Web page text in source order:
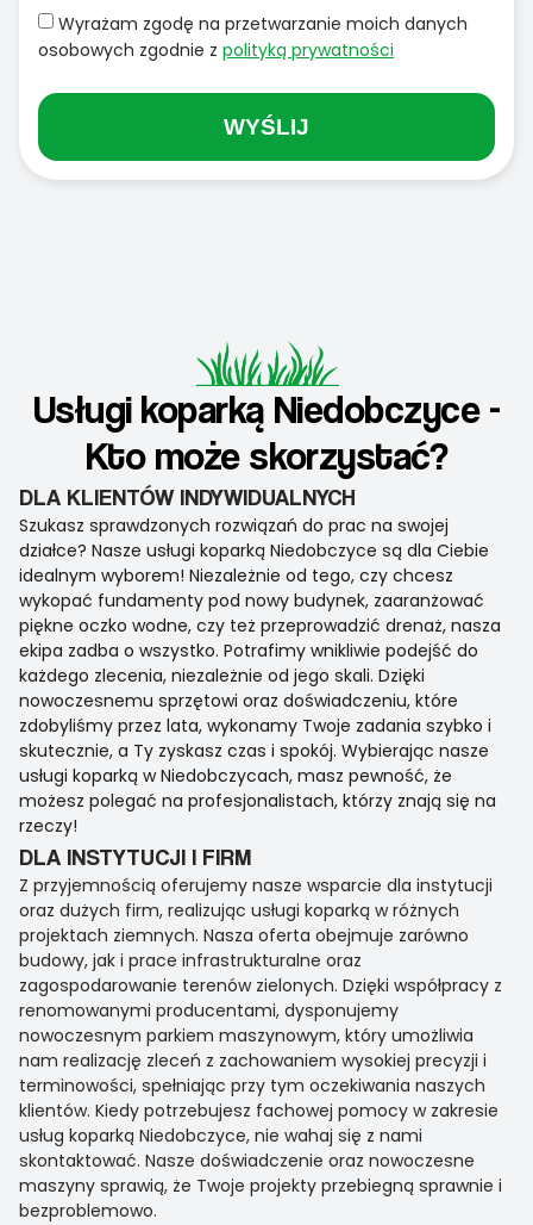
Wyrażam zgodę na przetwarzanie moich danych
osobowych zgodnie z polityką prywatności
WYŚLIJ
Usługi koparką Niedobczyce -
Kto może skorzystać?
DLA KLIENTÓW INDYWIDUALNYCH
Szukasz sprawdzonych rozwiązań do prac na swojej
działce? Nasze usługi koparką Niedobczyce są dla Ciebie
idealnym wyborem! Niezależnie od tego, czy chcesz
wykopać fundamenty pod nowy budynek, zaaranżować
piękne oczko wodne, czy też przeprowadzić drenaż, nasza
ekipa zadba o wszystko. Potrafimy wnikliwie podejść do
każdego zlecenia, niezależnie od jego skali. Dzięki
nowoczesnemu sprzętowi oraz doświadczeniu, które
zdobyliśmy przez lata, wykonamy Twoje zadania szybko i
skutecznie, a Ty zyskasz czas i spokój. Wybierając nasze
usługi koparką w Niedobczycach, masz pewność, że
możesz polegać na profesjonalistach, którzy znają się na
rzeczy!
DLA INSTYTUCJI I FIRM
Z przyjemnością oferujemy nasze wsparcie dla instytucji
oraz dużych firm, realizując usługi koparką w różnych
projektach ziemnych. Nasza oferta obejmuje zarówno
budowy, jak i prace infrastrukturalne oraz
zagospodarowanie terenów zielonych. Dzięki współpracy z
renomowanymi producentami, dysponujemy
nowoczesnym parkiem maszynowym, który umożliwia
nam realizację zleceń z zachowaniem wysokiej precyzji i
terminowości, spełniając przy tym oczekiwania naszych
klientów. Kiedy potrzebujesz fachowej pomocy w zakresie
usług koparką Niedobczyce, nie wahaj się z nami
skontaktować. Nasze doświadczenie oraz nowoczesne
maszyny sprawią, że Twoje projekty przebiegną sprawnie i
bezproblemowo.